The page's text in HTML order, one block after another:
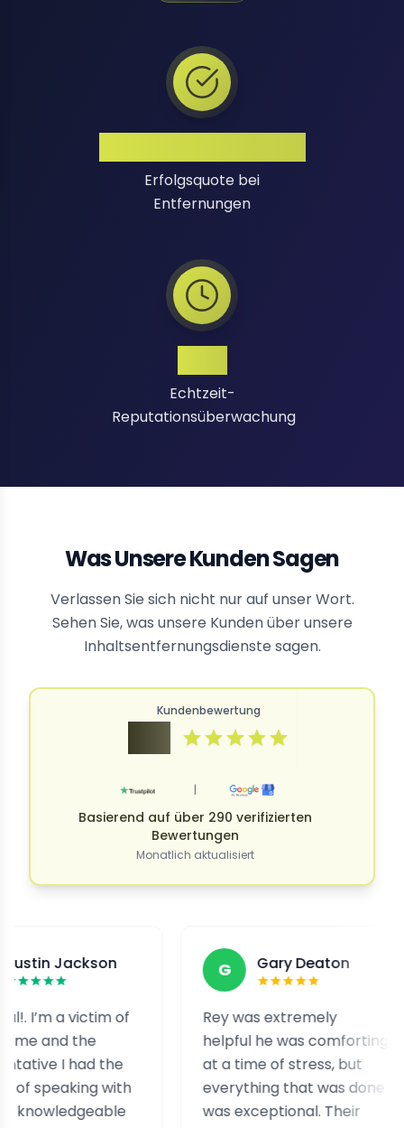
Erfolgsquote bei
Entfernungen
Echtzeit-
Reputationsüberwachung
Was Unsere Kunden Sagen
Verlassen Sie sich nicht nur auf unser Wort.
Sehen Sie, was unsere Kunden über unsere
Inhaltsentfernungsdienste sagen.
Kundenbewertung
Basierend auf über 290 verifizierten
Bewertungen
Monatlich aktualisiert
victim of
the
the
with
Gary Deaton
Rey was extremely
helpful he was comforting
at a time of stress, but
everything that was done
was exceptional. Their